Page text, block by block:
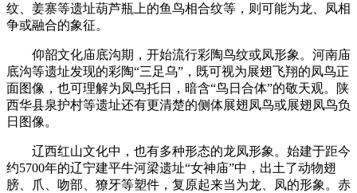
纹、姜寨等遗址葫芦瓶上的鱼鸟相合纹等，则可能为龙、凤相
争或融合的象征。
仰韶文化庙底沟期，开始流行彩陶鸟纹或凤形象。河南庙
底沟等遗址发现的彩陶“三足乌”，既可视为展翅飞翔的凤鸟正
面图像，也可理解为凤鸟托日，暗含“鸟日合体”的敬天观。陕
西华县泉护村等遗址还有更清楚的侧体展翅凤鸟或展翅凤鸟负
日图像。
辽西红山文化中，也有多种形态的龙凤形象。始建于距今
约5700年的辽宁建平牛河梁遗址“女神庙”中，出土了动物翅
膀、爪、吻部、獠牙等塑件，复原起来当为龙、凤的形象。赤